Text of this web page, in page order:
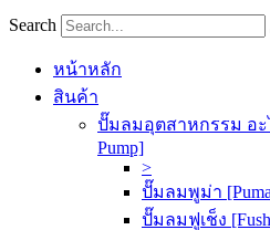
Search
หน้าหลัก
สินค้า
ปั๊มลมอุตสาหกรรม อะ
Pump]
>
ปั๊มลมพูม่า
ปั๊มลมฟูเช็ง